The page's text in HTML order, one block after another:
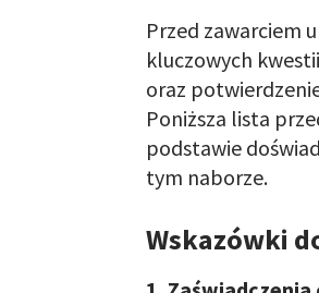
Przed zawarciem
kluczowych
oraz
Poniższa lista
podstawie
tym naborze.
Wskazówki